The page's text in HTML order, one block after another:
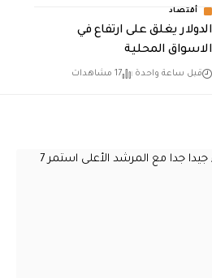
أقتصاد
الدولار يغلق على ارتفاع في
الاسواق المحلية
قبل ساعة واحدة 17 مشاهدات